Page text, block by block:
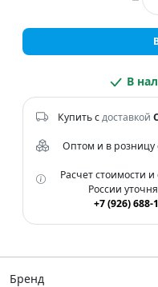
В
Купить сдоставкой
Оптом и в розницу
Расчет стоимости
России
+7 (926) 688-
Бренд